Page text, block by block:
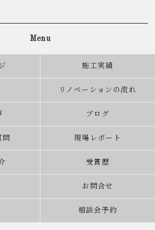
Menu
施工実績
リノベーションの流れ
ブログ
問 現場レポート
受賞歴
お問合せ
相談会予約